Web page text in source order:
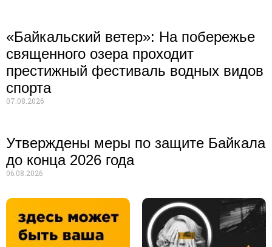
«Байкальский ветер»: На побережье
священного озера проходит
престижный фестиваль водных видов
спорта
07.08.2026
Утверждены меры по защите Байкала
до конца 2026 года
06.08.2026